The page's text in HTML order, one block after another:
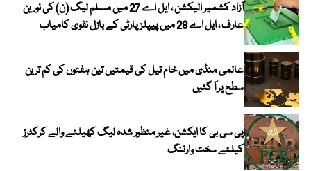
آزاد کشمیر الیکشن ، ایل اے 27 میں مسلم لیگ (ن) کی نورین
عارف ، ایل اے 28 میں پیپلز پارٹی کے بازل نقوی کامیاب
عالمی منڈی میں خام تیل کی قیمتیں تین ہفتوں کی کم ترین
سطح پر آ گئیں
پی سی بی کا ایکشن، غیر منظور شدہ لیگ کھیلنے والے کرکٹرز
کیلئے سخت وارننگ